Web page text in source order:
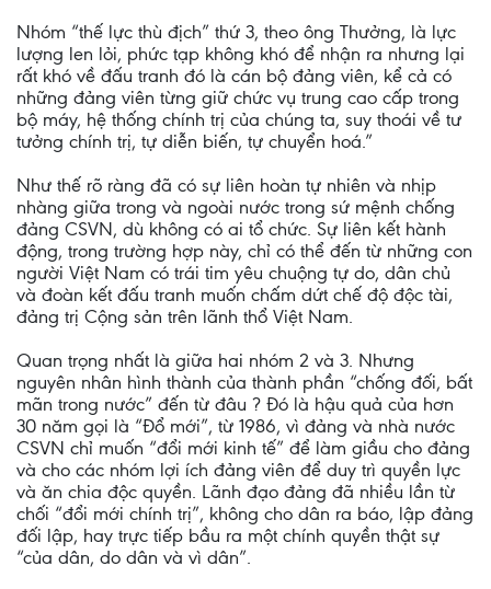
Nhóm “thế lực thù địch” thứ 3, theo ông Thưởng, là lực
lượng len lỏi, phức tạp không khó để nhận ra nhưng lại
rất khó về đấu tranh đó là cán bộ đảng viên, kể cả có
những đảng viên từng giữ chức vụ trung cao cấp trong
bộ máy, hệ thống chính trị của chúng ta, suy thoái về tư
tưởng chính trị, tự diễn biến, tự chuyển hoá.”
Như thế rõ ràng đã có sự liên hoàn tự nhiên và nhịp
nhàng giữa trong và ngoài nước trong sứ mệnh chống
đảng CSVN, dù không có ai tổ chức. Sự liên kết hành
động, trong trường hợp này, chỉ có thể đến từ những con
người Việt Nam có trái tim yêu chuộng tự do, dân chủ
và đoàn kết đấu tranh muốn chấm dứt chế độ độc tài,
đảng trị Cộng sản trên lãnh thổ Việt Nam.
Quan trọng nhất là giữa hai nhóm 2 và 3. Nhưng
nguyên nhân hình thành của thành phần “chống đối, bất
mãn trong nước” đến từ đâu ? Đó là hậu quả của hơn
30 năm gọi là “Đổ mới”, từ 1986, vì đảng và nhà nước
CSVN chỉ muốn “đổi mới kinh tế” để làm giầu cho đảng
và cho các nhóm lợi ích đảng viên để duy trì quyền lực
và ăn chia độc quyền. Lãnh đạo đảng đã nhiều lần từ
chối “đổi mới chính trị”, không cho dân ra báo, lập đảng
đối lập, hay trực tiếp bầu ra một chính quyền thật sự
“của dân, do dân và vì dân”.